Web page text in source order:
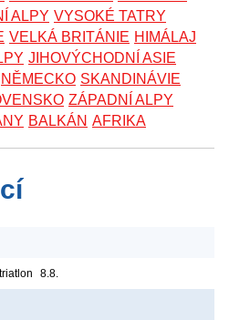
ALPY VYSOKÉ TATRY
VELKÁ BRITÁNIE HIMÁLAJ
JIHOVÝCHODNÍ ASIE
NĚMECKO SKANDINÁVIE
ZÁPADNÍ ALPY
BALKÁN AFRIKA
8.8.